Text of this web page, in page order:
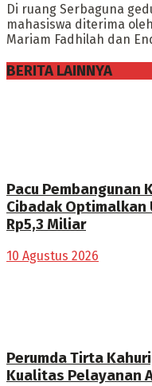
Di ruang Serbaguna
mahasiswa diterima
Mariam Fadhilah dan
BERITA LAINNYA
Pacu Pembangunan
Cibadak Optimalkan
Rp5,3 Miliar
10 Agustus 2026
Perumda Tirta
Kualitas Pelayanan